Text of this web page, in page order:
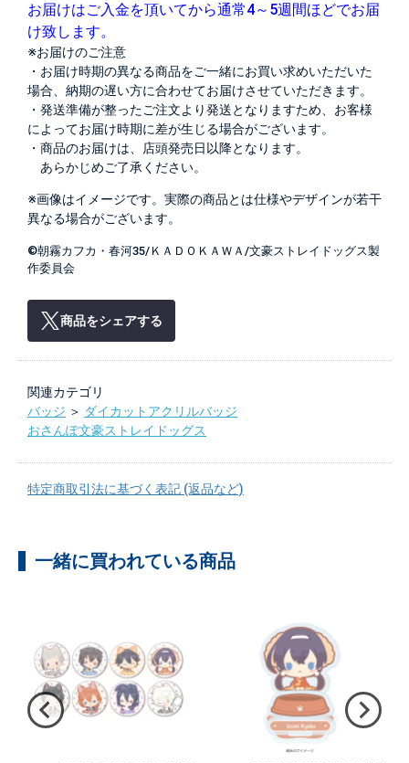
お届けはご入金を頂いてから通常4～5週間ほどでお届
け致します。
※お届けのご注意
・お届け時期の異なる商品をご一緒にお買い求めいただいた
場合、納期の遅い方に合わせてお届けさせていただきます。
・発送準備が整ったご注文より発送となりますため、お客様
によってお届け時期に差が生じる場合がございます。
・商品のお届けは、店頭発売日以降となります。
あらかじめご了承ください。
※画像はイメージです。実際の商品とは仕様やデザインが若干
異なる場合がございます。
©朝霧カフカ・春河35/ＫＡＤＯＫＡＷＡ/文豪ストレイドッグス製
作委員会
商品をシェアする
関連カテゴリ
バッジ ＞ ダイカットアクリルバッジ
おさんぽ文豪ストレイドッグス
特定商取引法に基づく表記 (返品など)
一緒に買われている商品